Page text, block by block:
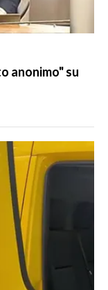
anonimo" su